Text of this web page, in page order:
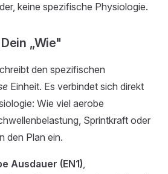
keine spezifische Physiologie.
„Wie"
den spezifischen
Einheit. Es verbindet sich direkt
Wie viel aerobe
Sprintkraft oder
den Plan ein.
Ausdauer (EN1),